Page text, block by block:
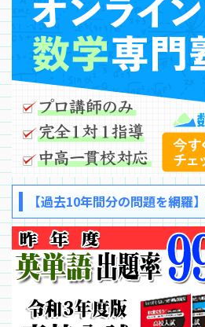
【過去10年間分の問題を網羅